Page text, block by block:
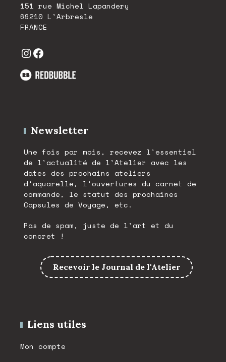
151 rue Michel Lapandery
69210 L'Arbresle
FRANCE
Instagram Facebook
Newsletter
Une fois par mois, recevez l'essentiel
de l'actualité de l'Atelier avec les
dates des prochains ateliers
d'aquarelle, l'ouvertures du carnet de
commande, le statut des prochaines
Capsules de Voyage, etc.
Pas de spam, juste de l'art et du
concret !
Recevoir le Journal de l'Atelier
Liens utiles
Mon compte